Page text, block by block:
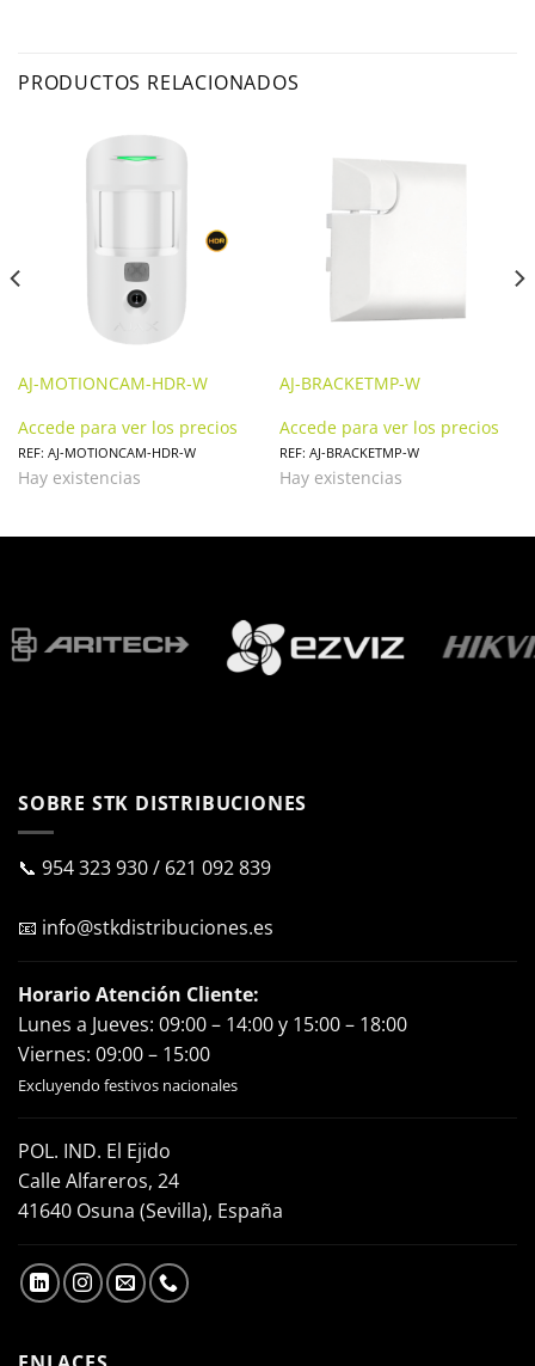
PRODUCTOS RELACIONADOS
AJ-MOTIONCAM-HDR-W
Accede para ver los precios
REF: AJ-MOTIONCAM-HDR-W
Hay existencias
AJ-BRACKETMP-W
Accede para ver los precios
REF: AJ-BRACKETMP-W
Hay existencias
SOBRE STK DISTRIBUCIONES
📞 954 323 930/ 621 092 839
📧 info@stkdistribuciones.es
Horario Atención Cliente:
Lunes a Jueves: 09:00 – 14:00 y 15:00 – 18:00
Viernes: 09:00 – 15:00
Excluyendo festivos nacionales
POL. IND. El Ejido
Calle Alfareros, 24
41640 Osuna (Sevilla), España